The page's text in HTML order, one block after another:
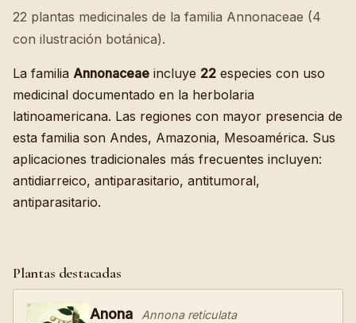
22 plantas medicinales de la familia Annonaceae (4
con ilustración botánica).
La familia Annonaceae incluye 22 especies con uso
medicinal documentado en la herbolaria
latinoamericana. Las regiones con mayor presencia de
esta familia son Andes, Amazonia, Mesoamérica. Sus
aplicaciones tradicionales más frecuentes incluyen:
antidiarreico, antiparasitario, antitumoral,
antiparasitario.
Plantas destacadas
Anona Annona reticulata